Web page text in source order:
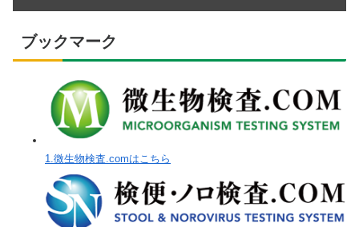
ブックマーク
1.微生物検査.comはこちら